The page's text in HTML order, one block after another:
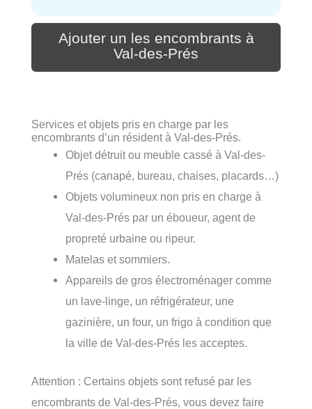
Ajouter un les encombrants à
Val-des-Prés
Services et objets pris en charge par les
encombrants d’un résident à Val-des-Prés.
Objet détruit ou meuble cassé à Val-des-
Prés (canapé, bureau, chaises, placards…)
Objets volumineux non pris en charge à
Val-des-Prés par un éboueur, agent de
propreté urbaine ou ripeur.
Matelas et sommiers.
Appareils de gros électroménager comme
un lave-linge, un réfrigérateur, une
gazinière, un four, un frigo à condition que
la ville de Val-des-Prés les acceptes.
Attention : Certains objets sont refusé par les
encombrants de Val-des-Prés, vous devez faire